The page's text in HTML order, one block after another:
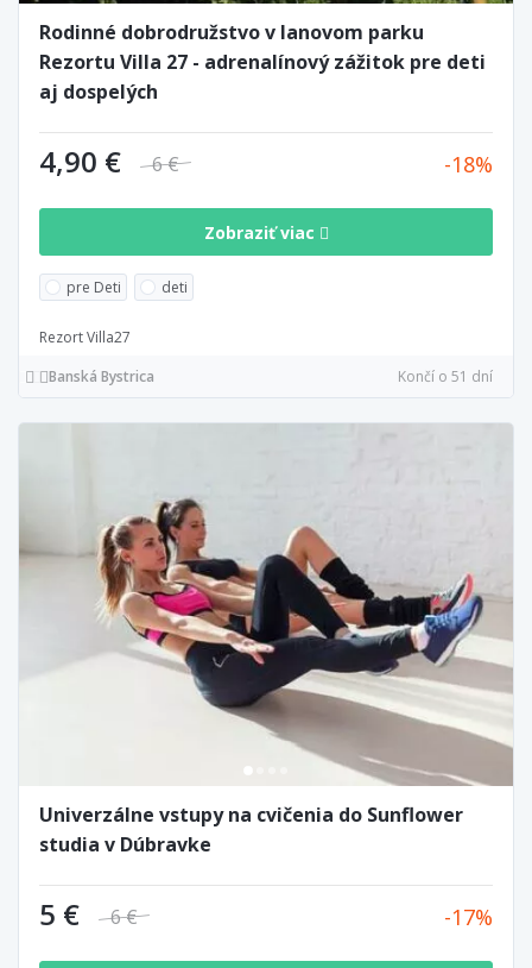
Rodinné dobrodružstvo v lanovom parku
Rezortu Villa 27 - adrenalínový zážitok pre deti
aj dospelých
4,90 € 6 € 18
Zobraziť viac
pre Deti deti
Rezort Villa27
Banská Bystrica
Končí o 51 dní
Univerzálne vstupy na cvičenia do Sunflower
studia v Dúbravke
5 € 6 € 17